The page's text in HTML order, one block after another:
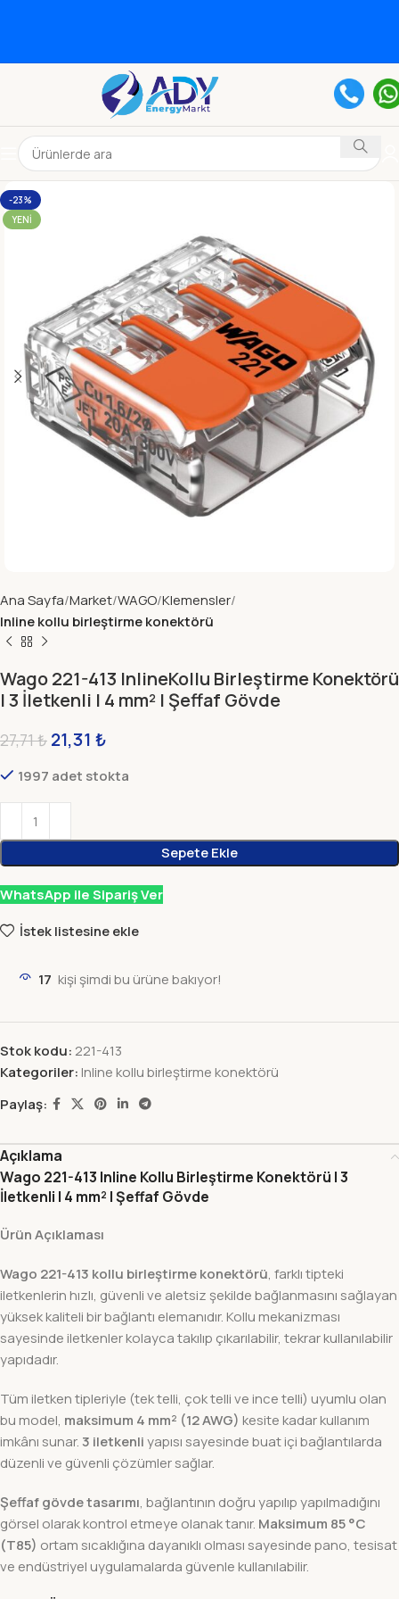
-23%
YENI
Ana Sayfa Market WAGO Klemensler
Inline kollu birleştirme konektörü
Wago 221-413 InlineKollu Birleştirme Konektörü
| 3 İletkenli | 4 mm² | Şeffaf Gövde
27,71₺ 21,31 ₺
1997 adet stokta
Sepete Ekle
WhatsApp ile Sipariş Ver
İstek listesine ekle
17 kişi şimdi bu ürüne bakıyor!
Stok kodu: 221-413
Kategoriler: Inline kollu birleştirme konektörü
Paylaş:
Açıklama
Wago 221-413 Inline Kollu Birleştirme Konektörü | 3
İletkenli | 4 mm² | Şeffaf Gövde
Ürün Açıklaması
Wago 221-413 kollu birleştirme konektörü, farklı tipteki
iletkenlerin hızlı, güvenli ve aletsiz şekilde bağlanmasını sağlayan
yüksek kaliteli bir bağlantı elemanıdır. Kollu mekanizması
sayesinde iletkenler kolayca takılıp çıkarılabilir, tekrar kullanılabilir
yapıdadır.
Tüm iletken tipleriyle (tek telli, çok telli ve ince telli) uyumlu olan
bu model, maksimum 4 mm² (12 AWG) kesite kadar kullanım
imkânı sunar.3 iletkenliyapısı sayesinde buat içi bağlantılarda
düzenli ve güvenli çözümler sağlar.
Şeffaf gövde tasarımı, bağlantının doğru yapılıp yapılmadığını
görsel olarak kontrol etmeye olanak tanır. Maksimum 85 °C
(T85) ortam sıcaklığına dayanıklı olması sayesinde pano, tesisat
ve endüstriyel uygulamalarda güvenle kullanılabilir.